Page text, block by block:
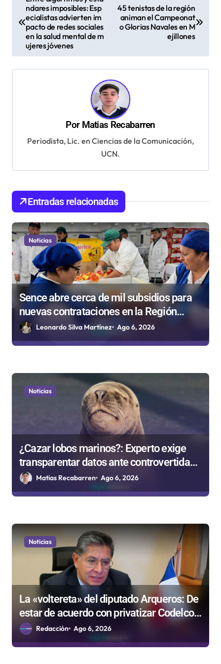
g
e
e
n
t
r
a
d
a
s
ndares imposibles: Esp
ecialistas advierten im
pacto de redes sociales
en la salud mental de m
ujeres jóvenes
45 tenistas de la región
animan el Campeonat
o Glorias Navales en M
ejillones
Por Matias Recabarren
Periodista, Lic. en Ciencias de la Comunicación,
UCN.
Entradas relacionadas
Noticias
Sence abre cerca de mil subsidios para
nuevas contrataciones en la Región
Antofagasta
Leonardo Silva Martínez Ago 6, 2026
Noticias
¿Cazar lobos marinos?: Experto exige
transparentar datos ante controvertida
medida que evalúa el Gobierno
Matias Recabarren Ago 6, 2026
Noticias
La «voltereta» del diputado Arqueros: De
estar de acuerdo con privatizar Codelco a
defender una empresa 100% estatal
Redacción Ago 6, 2026